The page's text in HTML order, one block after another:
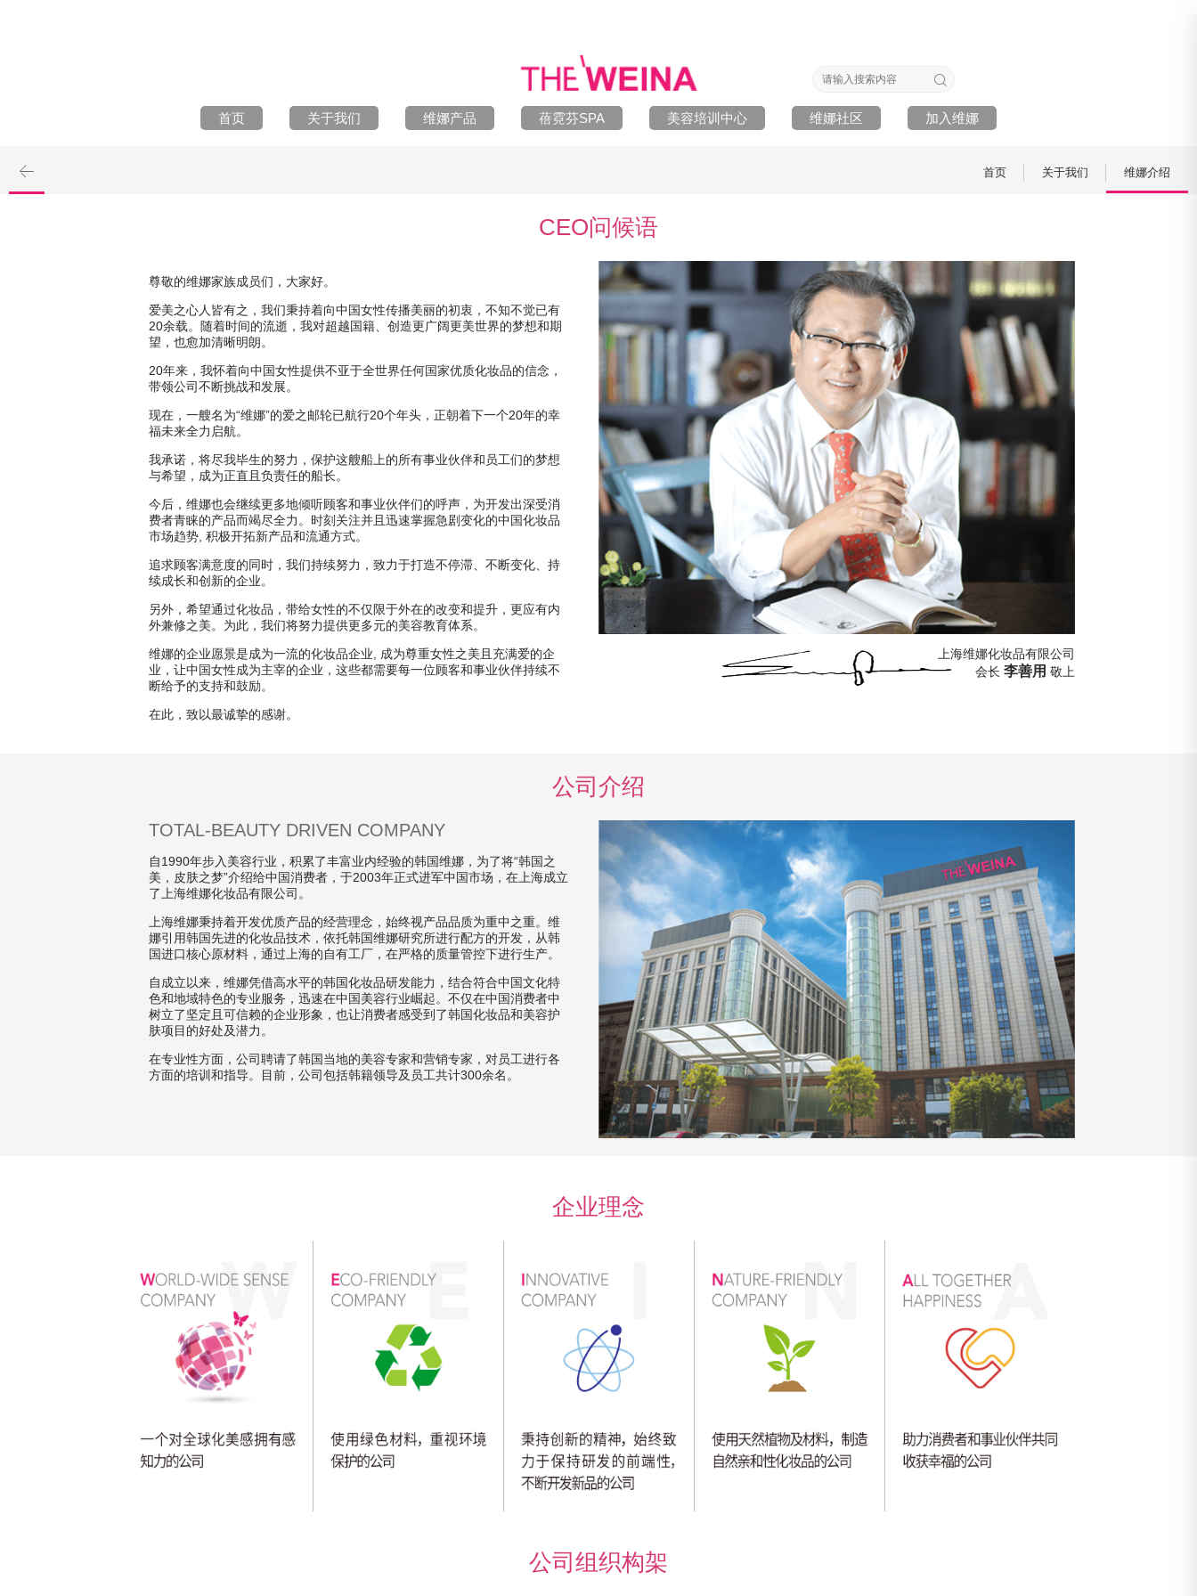
首页 关于我们 维娜产品 蓓霓芬SPA 美容培训中心 维娜社区 加入维娜
首页 关于我们 维娜介绍
CEO问候语
尊敬的维娜家族成员们，大家好。
爱美之心人皆有之，我们秉持着向中国女性传播美丽的初衷，不知不觉已有
20余载。随着时间的流逝，我对超越国籍、创造更广阔更美世界的梦想和期
望，也愈加清晰明朗。
20年来，我怀着向中国女性提供不亚于全世界任何国家优质化妆品的信念，
带领公司不断挑战和发展。
现在，一艘名为“维娜”的爱之邮轮已航行20个年头，正朝着下一个20年的幸
福未来全力启航。
我承诺，将尽我毕生的努力，保护这艘船上的所有事业伙伴和员工们的梦想
与希望，成为正直且负责任的船长。
今后，维娜也会继续更多地倾听顾客和事业伙伴们的呼声，为开发出深受消
费者青睐的产品而竭尽全力。时刻关注并且迅速掌握急剧变化的中国化妆品
市场趋势, 积极开拓新产品和流通方式。
追求顾客满意度的同时，我们持续努力，致力于打造不停滞、不断变化、持
续成长和创新的企业。
另外，希望通过化妆品，带给女性的不仅限于外在的改变和提升，更应有内
外兼修之美。为此，我们将努力提供更多元的美容教育体系。
维娜的企业愿景是成为一流的化妆品企业, 成为尊重女性之美且充满爱的企
业，让中国女性成为主宰的企业，这些都需要每一位顾客和事业伙伴持续不
断给予的支持和鼓励。
在此，致以最诚挚的感谢。
上海维娜化妆品有限公司
会长 李善用 敬上
公司介绍
TOTAL-BEAUTY DRIVEN COMPANY
自1990年步入美容行业，积累了丰富业内经验的韩国维娜，为了将“韩国之
美，皮肤之梦”介绍给中国消费者，于2003年正式进军中国市场，在上海成立
了上海维娜化妆品有限公司。
上海维娜秉持着开发优质产品的经营理念，始终视产品品质为重中之重。维
娜引用韩国先进的化妆品技术，依托韩国维娜研究所进行配方的开发，从韩
国进口核心原材料，通过上海的自有工厂，在严格的质量管控下进行生产。
自成立以来，维娜凭借高水平的韩国化妆品研发能力，结合符合中国文化特
色和地域特色的专业服务，迅速在中国美容行业崛起。不仅在中国消费者中
树立了坚定且可信赖的企业形象，也让消费者感受到了韩国化妆品和美容护
肤项目的好处及潜力。
在专业性方面，公司聘请了韩国当地的美容专家和营销专家，对员工进行各
方面的培训和指导。目前，公司包括韩籍领导及员工共计300余名。
企业理念
公司组织构架